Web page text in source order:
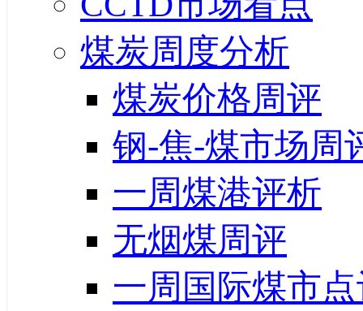
煤炭周度分析
煤炭价格周评
钢-焦-煤市场周
一周煤港评析
无烟煤周评
一周国际煤市